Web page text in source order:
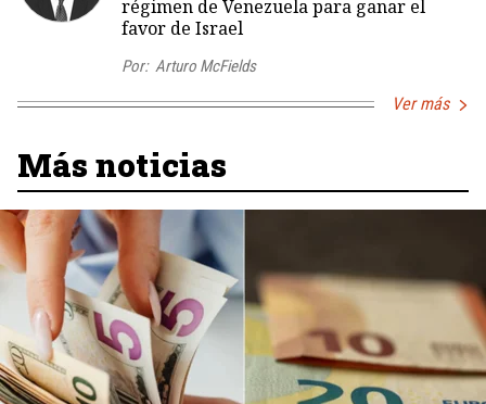
régimen de Venezuela para ganar el
favor de Israel
Por: Arturo McFields
Ver más
Más noticias